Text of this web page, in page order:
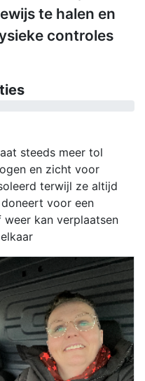
te halen en
controles
steeds meer tol
en zicht voor
terwijl ze altijd
voor een
kan verplaatsen